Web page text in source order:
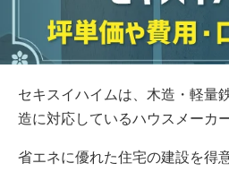
セキスイハイムは、木造・軽量
造に対応しているハウスメーカ
省エネに優れた住宅の建設を得